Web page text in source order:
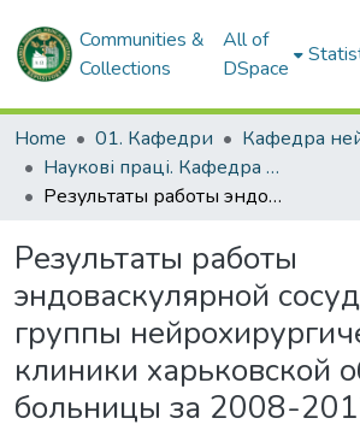
Communities &
Collections
All of
DSpace
Home 01. Кафедри
Кафедра
Наукові праці. Кафедра нейрохірургії
Результаты работы эндоваскулярной сосудистой группы нейрохирургической клиники харьковской областной больницы за 2008-2012 гг.
Результаты работы
эндоваскулярной
группы
клиники харьковской
больницы за 2008-